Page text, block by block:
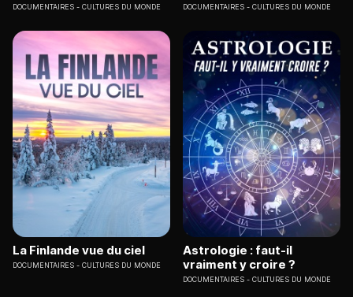
DOCUMENTAIRES CULTURES DU MONDE DOCUMENTAIRES CULTURES DU MONDE
La Finlande vue du ciel
DOCUMENTAIRES CULTURES DU MONDE
Astrologie : faut-il
vraiment y croire ?
DOCUMENTAIRES CULTURES DU MONDE